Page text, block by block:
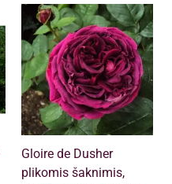
Gloire de Dusher
plikomis šaknimis,